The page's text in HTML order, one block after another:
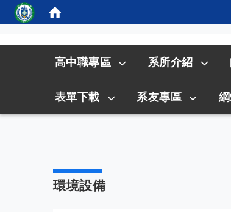
高中職專區 系所介紹
表單下載 系友專區
環境設備